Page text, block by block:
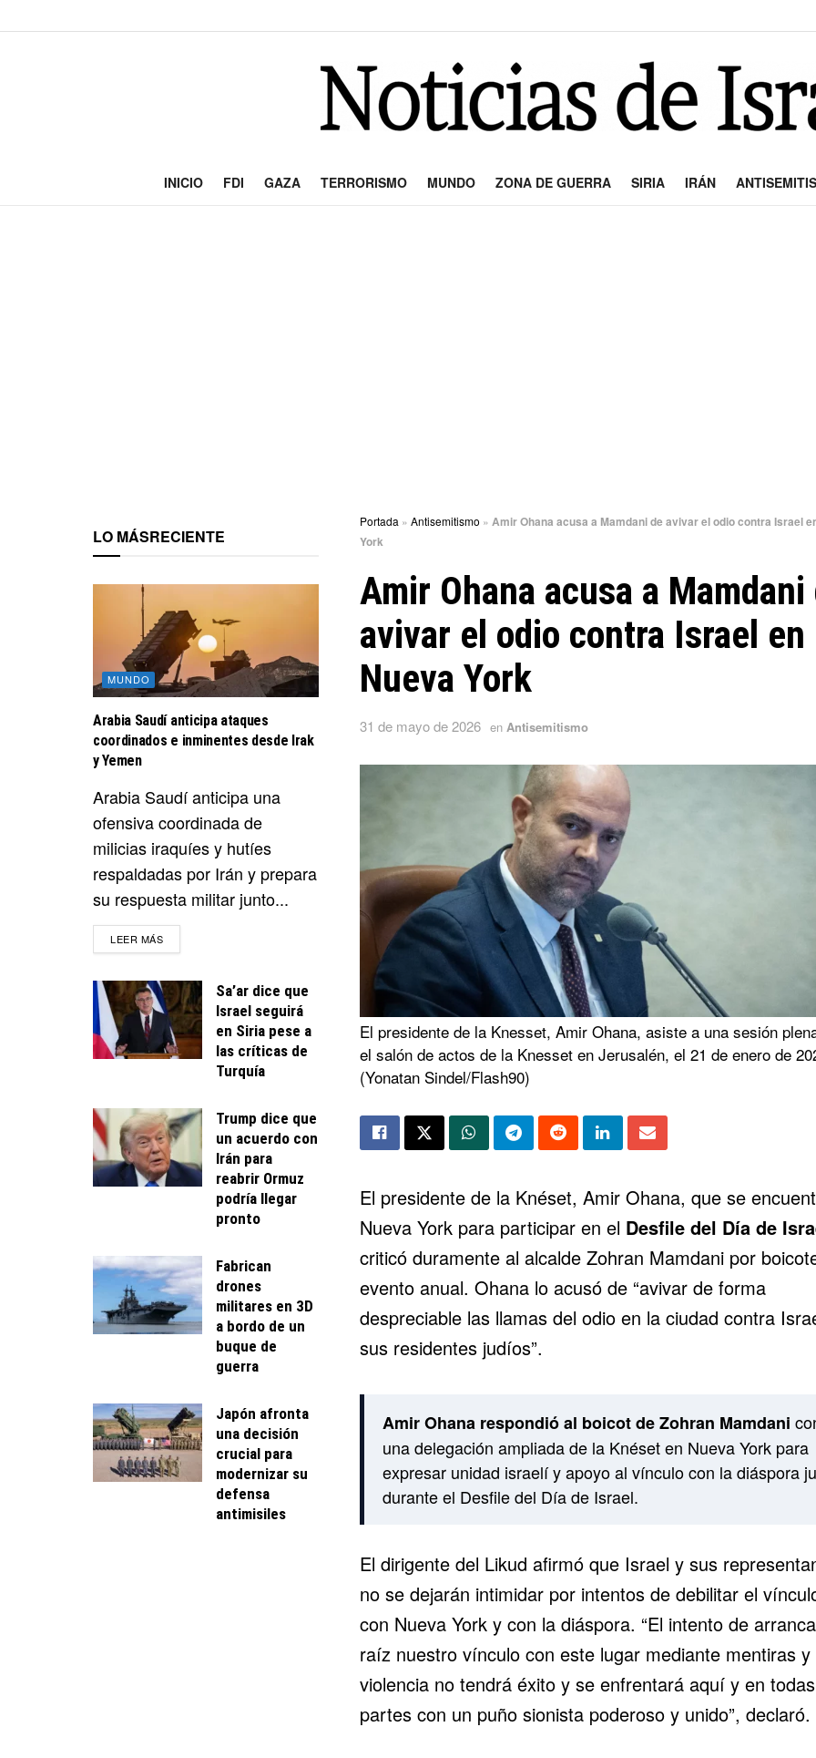
INICIO FDI GAZA TERRORISMO MUNDO ZONA DE GUERRA SIRIA IRÁN
Portada » Antisemitismo » Amir Ohana acusa a Mamdani de avivar el odio contra Israel
York
Amir Ohana acusa a Mamdani
avivar el odio contra Israel en
Nueva York
31 de mayo de 2026 en Antisemitismo
El presidente de la Knesset, Amir Ohana, asiste a una sesión
el salón de actos de la Knesset en Jerusalén, el 21 de enero de
(Yonatan Sindel/Flash90)
El presidente de la Knéset, Amir Ohana, que se
Nueva York para participar en el Desfile del Día de
criticó duramente al alcalde Zohran Mamdani por
evento anual. Ohana lo acusó de “avivar de forma
despreciable las llamas del odio en la ciudad contra
sus residentes judíos”.
Amir Ohana respondió al boicot de Zohran Mamdani
una delegación ampliada de la Knéset en Nueva York para
expresar unidad israelí y apoyo al vínculo con la diáspora
durante el Desfile del Día de Israel.
El dirigente del Likud afirmó que Israel y sus
no se dejarán intimidar por intentos de debilitar el
con Nueva York y con la diáspora. “El intento de
raíz nuestro vínculo con este lugar mediante mentiras y
violencia no tendrá éxito y se enfrentará aquí y en todas
partes con un puño sionista poderoso y unido”, declaró.
LO MÁSRECIENTE
MUNDO
Arabia Saudí anticipa ataques
coordinados e inminentes desde Irak
y Yemen
Arabia Saudí anticipa una
ofensiva coordinada de
milicias iraquíes y hutíes
respaldadas por Irán y prepara
su respuesta militar junto...
LEER MÁSDETAILS
Sa’ar dice que
Israel seguirá
en Siria pese a
las críticas de
Turquía
Trump dice que
un acuerdo con
Irán para
reabrir Ormuz
podría llegar
pronto
Fabrican
drones
militares en 3D
a bordo de un
buque de
guerra
Japón afronta
una decisión
crucial para
modernizar su
defensa
antimisiles